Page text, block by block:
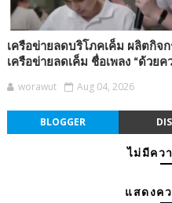
เครือข่ายลดบริโภคเค็ม ผลิตกิจ
เครือข่ายลดเค็ม ชื่อเพลง “ด้วยค
worawut Aug 04, 2026
BLOGGER
ไม่มีคว
แสดงค